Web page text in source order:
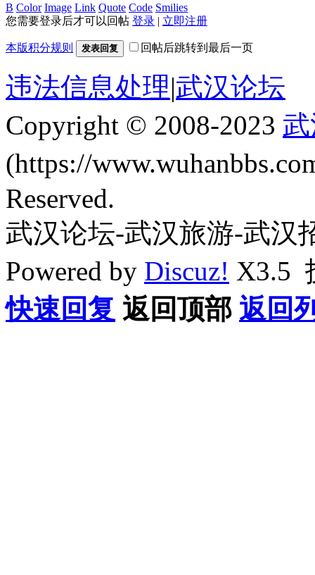
B Color Image Link Quote Code Smilies
您需要登录后才可以回帖 登录 | 立即注册
本版积分规则 发表回复 回帖后跳转到最后一页
违法信息处理|武汉论坛
Copyright © 2008-2023
(https://
Reserved.
武汉论坛-武汉旅游-武汉
Powered by Discuz! X3.5
快速回复 返回顶部 返回